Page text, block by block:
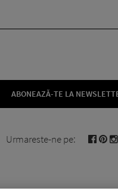
ABONEAZĂ-TE LA
Urmareste-ne pe: